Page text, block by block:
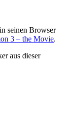
seinen Browser
3 – the Movie.
aus dieser